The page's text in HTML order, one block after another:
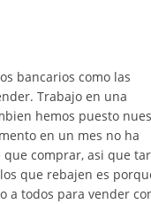
bancarios como las
Trabajo en una
hemos puesto
en un mes no ha
comprar, asi que
que rebajen es
a todos para vender